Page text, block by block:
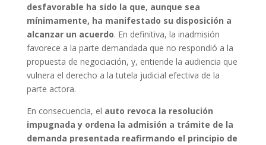
desfavorable ha sido la que, aunque sea
mínimamente, ha manifestado su disposición a
alcanzar un acuerdo. En definitiva, la inadmisión
favorece a la parte demandada que no respondió a la
propuesta de negociación, y, entiende la audiencia que
vulnera el derecho a la tutela judicial efectiva de la
parte actora.
En consecuencia, el auto revoca la resolución
impugnada y ordena la admisión a trámite de la
demanda presentada reafirmando el principio de